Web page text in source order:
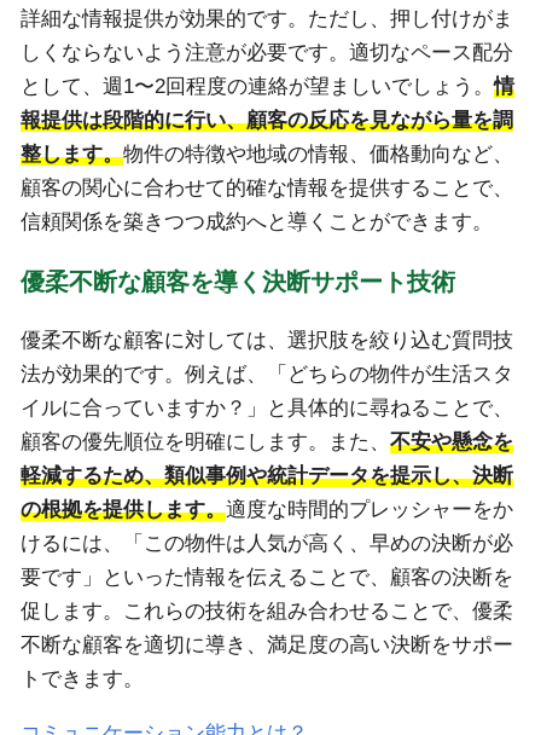
詳細な情報提供が効果的です。ただし、押し付けがま
しくならないよう注意が必要です。適切なペース配分
として、週1〜2回程度の連絡が望ましいでしょう。情
報提供は段階的に行い、顧客の反応を見ながら量を調
整します。物件の特徴や地域の情報、価格動向など、
顧客の関心に合わせて的確な情報を提供することで、
信頼関係を築きつつ成約へと導くことができます。
優柔不断な顧客を導く決断サポート技術
優柔不断な顧客に対しては、選択肢を絞り込む質問技
法が効果的です。例えば、「どちらの物件が生活スタ
イルに合っていますか？」と具体的に尋ねることで、
顧客の優先順位を明確にします。また、 不安や懸念を
軽減するため、類似事例や統計データを提示し、決断
の根拠を提供します。適度な時間的プレッシャーをか
けるには、「この物件は人気が高く、早めの決断が必
要です」といった情報を伝えることで、顧客の決断を
促します。これらの技術を組み合わせることで、優柔
不断な顧客を適切に導き、満足度の高い決断をサポー
トできます。